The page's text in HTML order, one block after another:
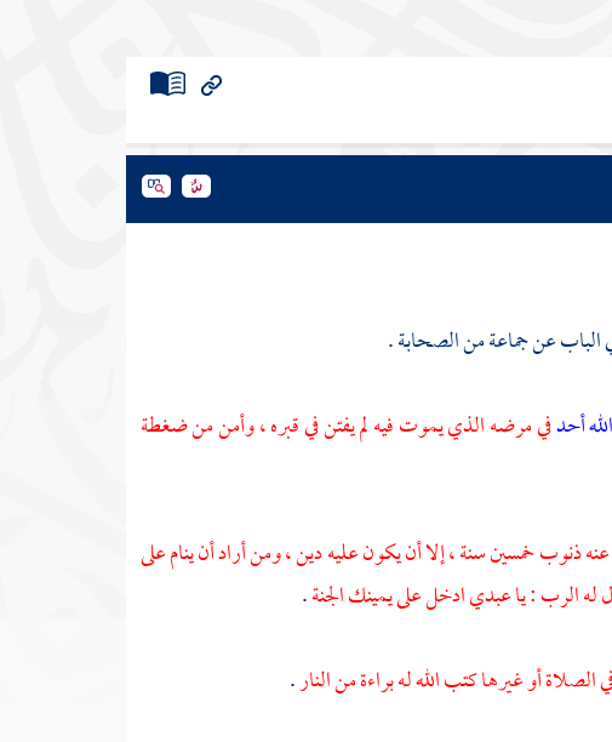
الباب عن جماعة من الصحابة .
أحدفي مرضه الذي يموت فيه لم يفتن في قبره ، وأمن من ضغطة
ذنوب خمسين سنة ، إلا أن يكون عليه دين ، ومن أراد أن ينام على
له الرب : يا عبدي ادخل على يمينك الجنة.
الصلاة أو غيرها كتب الله له براءة من النار.